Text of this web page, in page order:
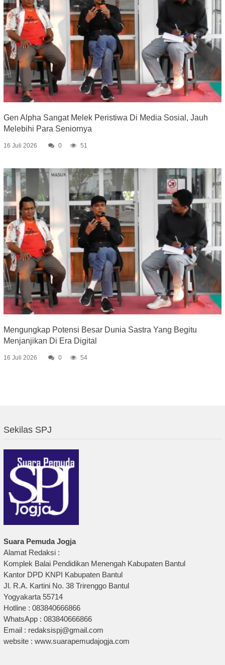
Gen Alpha Sangat Melek Peristiwa Di Media Sosial, Jauh
Melebihi Para Seniornya
16 Juli 2026 0 51
Mengungkap Potensi Besar Dunia Sastra Yang Begitu
Menjanjikan Di Era Digital
16 Juli 2026 0 54
Sekilas SPJ
Suara Pemuda Jogja
Alamat Redaksi :
Komplek Balai Pendidikan Menengah Kabupaten Bantul
Kantor DPD KNPI Kabupaten Bantul
Jl. R.A. Kartini No. 38 Trirenggo Bantul
Yogyakarta 55714
Hotline : 083840666866
WhatsApp : 083840666866
Email : redaksispj@gmail.com
website : www.suarapemudajogja.com